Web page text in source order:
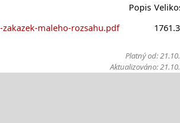
Popis
maleho-rozsahu.pdf
Platný od:
Aktualizováno: